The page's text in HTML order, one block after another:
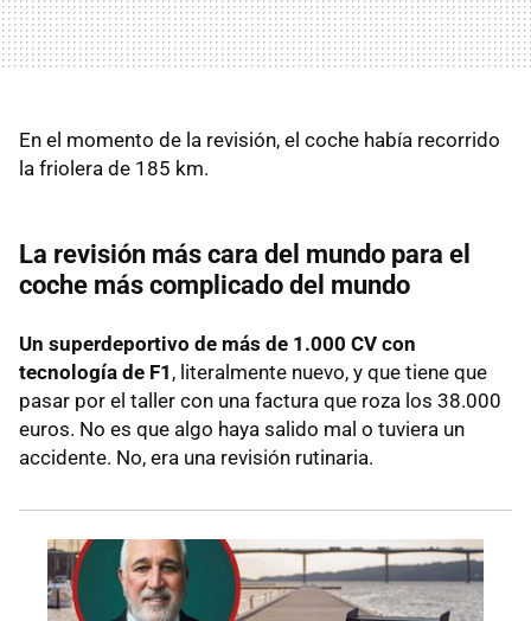
En el momento de la revisión, el coche había recorrido
la friolera de 185 km.
La revisión más cara del mundo para el
coche más complicado del mundo
Un superdeportivo de más de 1.000 CV con
tecnología de F1 , literalmente nuevo, y que tiene que
pasar por el taller con una factura que roza los 38.000
euros. No es que algo haya salido mal o tuviera un
accidente. No, era una revisión rutinaria.